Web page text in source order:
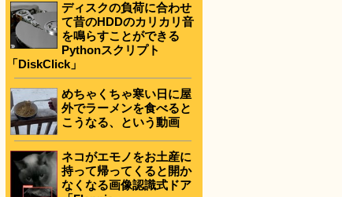
ディスクの負荷に合わせ
て昔のHDDのカリカリ音
を鳴らすことができる
Pythonスクリプト
「DiskClick」
めちゃくちゃ寒い日に屋
外でラーメンを食べると
こうなる、という動画
ネコがエモノをお土産に
持って帰ってくると開か
なくなる画像認識式ドア